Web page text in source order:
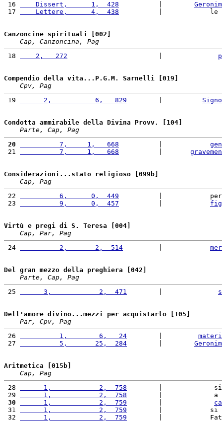
16
    Dissert,      1,  428
17
    Lettere,      4,  438
          |            le
Canzoncine spirituali [002]
Cap, Canzoncina, Pag
18
    2,   272
Compendio della vita...P.G.M. Sarnelli [019]
Cpv, Pag
19
      2,           6,   829
Condotta ammirabile della Divina Provv. [104]
Parte, Cap, Pag
20
          7,     1,   668
21
          7,     1,   668
Considerazioni...stato religioso [099b]
Cap, Pag
22
          6,      0,  449
|
23
          9,      0,  457
Virtù e pregi di S. Teresa [004]
Cap, Par, Pag
24
          2,       2,  514
Del gran mezzo della preghiera [042]
Parte, Cap, Pag
25
      3,            2,  471
Dell'amore divino...mezzi per acquistarlo [105]
Par, Cpv, Pag
26
          1,        6,   24
27
          5,       25,  284
Aritmetica [015b]
Cap, Pag
28
      1,            2,  758
|
29
      1,            2,  758
|
30
      1,            2,  759
31
      1,            2,  759
|
32
      1,            2,  759
|